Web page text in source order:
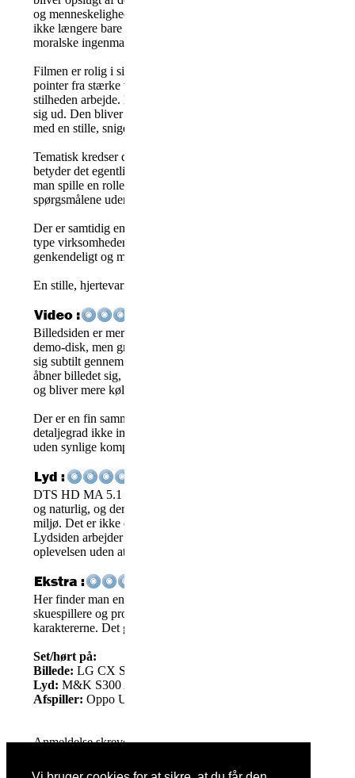
og menneskelighed, hvor man mærker konflikten vokse i takt
ikke længere bare er en rolle. Det er netop her filmen finder sin
moralske ingenmandsland mellem det ægte og det konstruerede.
Filmen er rolig i sit tempo og dvæler ved de små øjeblikke.
pointer fra stærke vurderinger af filmen peger på netop dens
stilheden arbejde. Det er i pauserne, blikkene og de akavede
sig ud. Den bliver aldrig sentimental på den nemme måde, men
med en stille, snigende eftertanke.
Tematisk kredser den om ensomhed, identitet og behovet for
betyder det egentlig, hvis noget føles ægte, selvom det er
man spille en rolle, før den begynder at definere én selv?
spørgsmålene uden at give entydige svar, og det klæder den.
Der er samtidig en interessant kulturel indsigt i det japanske
type virksomheder eksisterer i stort antal. Filmen formår at gøre
genkendeligt og menneskeligt, uden at forklare det ihjel.
En stille, hjertevarm og vedkommende filmoplevelse, der bliver
Billedsiden er mere interessant, end den umiddelbart giver sig
demo-disk, men gradingen er udført med tydelig intention.
sig subtilt gennem filmen og afspejler karakterens mentale
åbner billedet sig, og når det hele bliver tungt og deprimeret,
og bliver mere kølige og flade.
Der er en fin sammenhæng mellem fortælling og visuel stil, og
detaljegrad ikke imponerer voldsomt, er det en æstetisk
uden synlige kompressions problemer.
DTS HD MA 5.1 sporet er veludført og præcist i sin
og naturlig, og der er en fin, diskret brug af surround kanalerne
miljø. Det er ikke et aggressivt eller vildt dynamisk mix, men
Lydsiden arbejder for filmen og ikke omvendt. Et solidt lydspor,
oplevelsen uden at gøre opmærksom på sig selv.
Her finder man en velproduceret baggrunds feature, hvor både
skuespillere og produktionsteam giver indsigt i idéen bag filmen
karaktererne. Det gjorde oplevelsen rigere!
Set/hørt på:
Billede: LG CX Serie 77”
Lyd: M&K S300 Atmos system, Lyngdorf MP60 processor
Afspiller: Oppo UDP-205 ,DTS HD MA 5.1
Anmeldelse skrevet maj 2026
Tak til SF Studios / Searchlight Pictures